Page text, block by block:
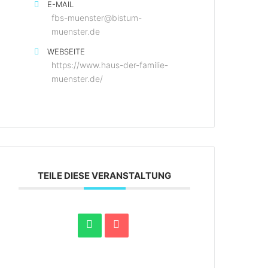
E-MAIL
fbs-muenster@bistum-
muenster.de
WEBSEITE
https://www.haus-der-familie-
muenster.de/
TEILE DIESE VERANSTALTUNG